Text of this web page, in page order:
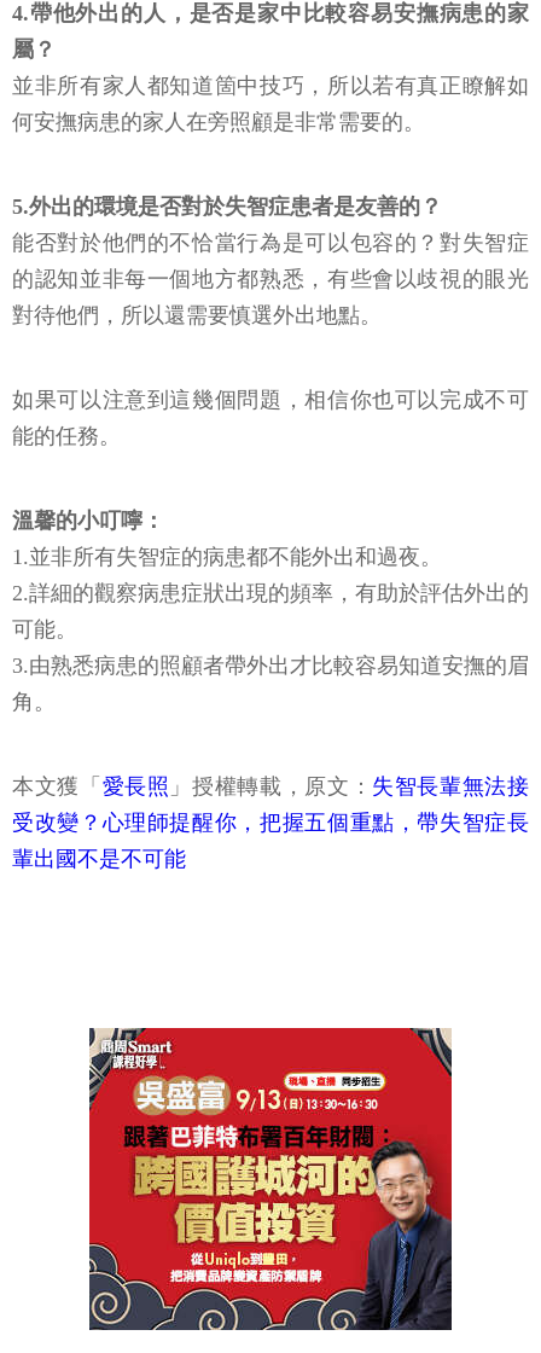
4.帶他外出的人，是否是家中比較容易安撫病患的家
屬？
並非所有家人都知道箇中技巧，所以若有真正瞭解如
何安撫病患的家人在旁照顧是非常需要的。
5.外出的環境是否對於失智症患者是友善的？
能否對於他們的不恰當行為是可以包容的？對失智症
的認知並非每一個地方都熟悉，有些會以歧視的眼光
對待他們，所以還需要慎選外出地點。
如果可以注意到這幾個問題，相信你也可以完成不可
能的任務。
溫馨的小叮嚀：
1.並非所有失智症的病患都不能外出和過夜。
2.詳細的觀察病患症狀出現的頻率，有助於評估外出的
可能。
3.由熟悉病患的照顧者帶外出才比較容易知道安撫的眉
角。
本文獲「 愛長照 」授權轉載，原文： 失智長輩無法接
受改變？心理師提醒你，把握五個重點，帶失智症長
輩出國不是不可能